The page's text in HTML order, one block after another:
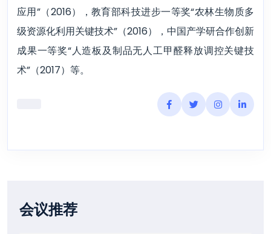
应用”（2016），教育部科技进步一等奖“农林生物质多
级资源化利用关键技术”（2016），中国产学研合作创新
成果一等奖“人造板及制品无人工甲醛释放调控关键技
术”（2017）等。
会议推荐